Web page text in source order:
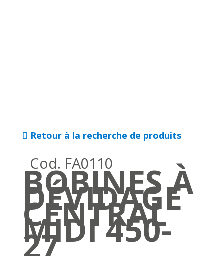
Retour à la recherche de produits
Cod. FA0110
BOBINES À
DÉVIDAGE
CENTRAL
MIDI 450-
27